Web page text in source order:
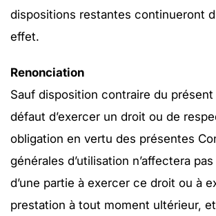
dispositions restantes continueront
effet.
Renonciation
Sauf disposition contraire du
défaut d’exercer un droit ou de
obligation en vertu des présentes
générales d’utilisation n’affectera
d’une partie à exercer ce droit ou à
prestation à tout moment ultérieur,